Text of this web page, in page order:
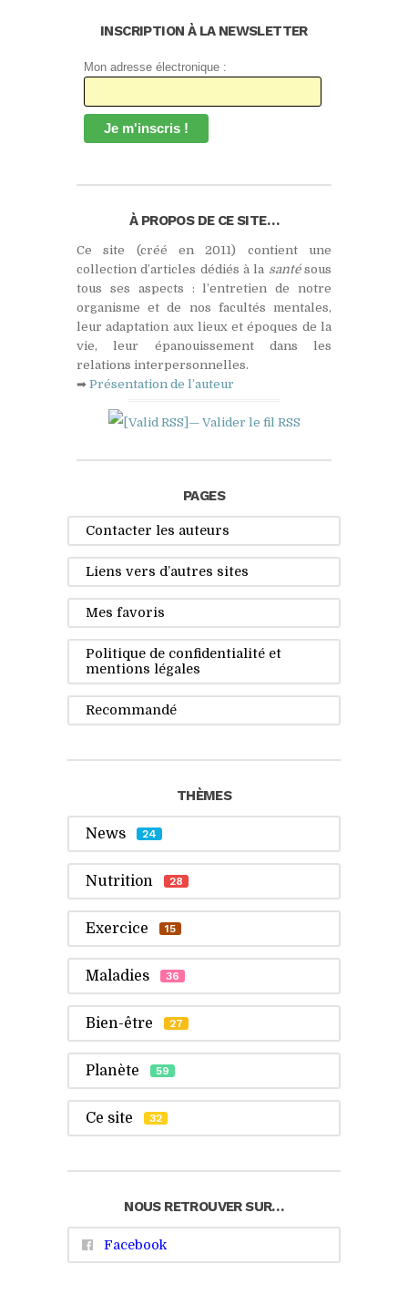
INSCRIPTION À LA NEWSLETTER
Mon adresse électronique :
À PROPOS DE CE SITE…
Ce site (créé en 2011) contient une
collection d’articles dédiés à la santésous
tous ses aspects : l’entretien de notre
organisme et de nos facultés mentales,
leur adaptation aux lieux et époques de la
vie, leur épanouissement dans les
relations interpersonnelles.
➡ Présentation de l’auteur
— Valider le fil RSS
PAGES
Contacter les auteurs
Liens vers d’autres sites
Mes favoris
Politique de confidentialité et
mentions légales
Recommandé
THÈMES
News 24
Nutrition 28
Exercice 15
Maladies 36
Bien-être 27
Planète 59
Ce site 32
NOUS RETROUVER SUR…
Facebook